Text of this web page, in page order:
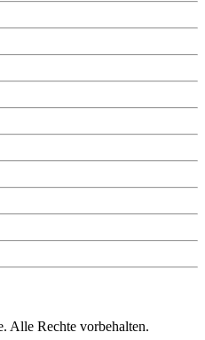
Alle Rechte vorbehalten.